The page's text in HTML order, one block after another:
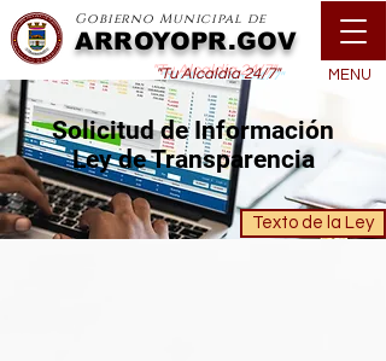
Gobierno Municipal de
ARROYOPR.GOV
"Tu Alcaldía 24/7" MENU
Solicitud de Información
Ley de Transparencia
Texto de la Ley